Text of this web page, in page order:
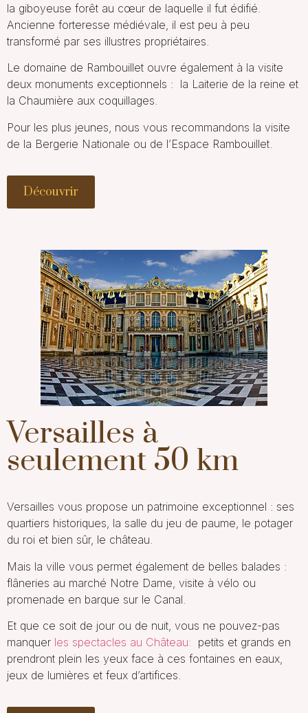
la giboyeuse forêt au cœur de laquelle il fut édifié.
Ancienne forteresse médiévale, il est peu à peu
transformé par ses illustres propriétaires.
Le domaine de Rambouillet ouvre également à la visite
deux monuments exceptionnels : la Laiterie de la reine et
la Chaumière aux coquillages.
Pour les plus jeunes, nous vous recommandons la visite
de la Bergerie Nationale ou de l’Espace Rambouillet
Découvrir
Versailles à
seulement 50 km
Versailles vous propose un patrimoine exceptionnel : ses
quartiers historiques, la salle du jeu de paume, le potager
du roi et bien sûr, le château.
Mais la ville vous permet également de belles balades :
flâneries au marché Notre Dame, visite à vélo ou
promenade en barque sur le Canal.
Et que ce soit de jour ou de nuit, vous ne pouvez-pas
manquer les spectacles au Château: petits et grands en
prendront plein les yeux face à ces fontaines en eaux,
jeux de lumières et feux d’artifices.